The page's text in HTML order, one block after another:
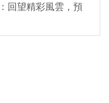
回望精彩風雲，預